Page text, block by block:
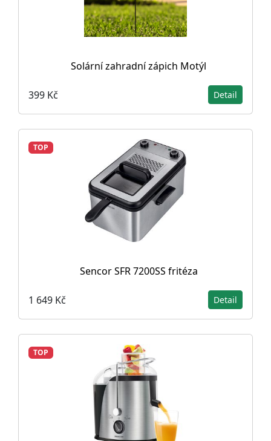
Solární zahradní zápich Motýl
399 Kč Detail
TOP
Sencor SFR 7200SS fritéza
1 649 Kč Detail
TOP